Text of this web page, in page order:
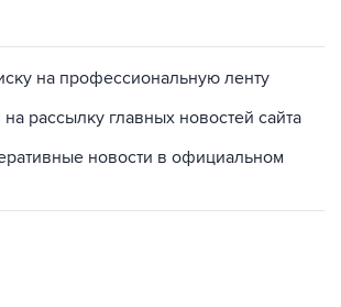
на профессиональную ленту
рассылку главных новостей сайта
новости в официальном